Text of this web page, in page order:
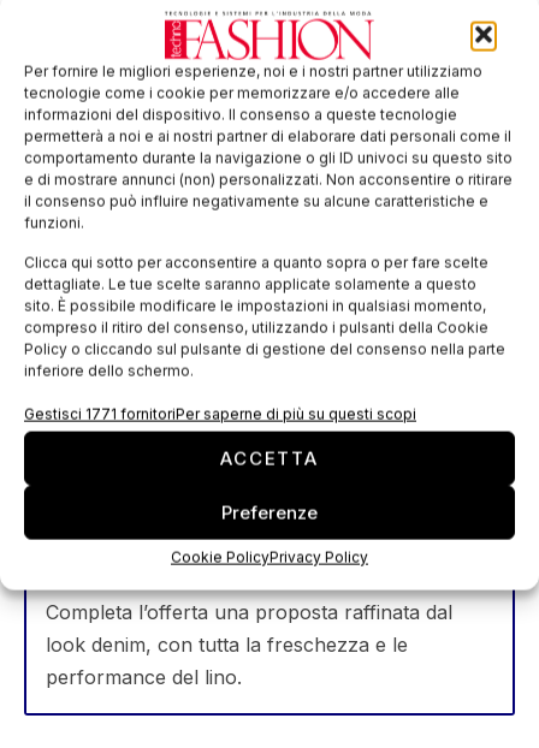
Per fornire le migliori esperienze, noi e i nostri partner utilizziamo
tecnologie come i cookie per memorizzare e/o accedere alle
informazioni del dispositivo. Il consenso a queste tecnologie
permetterà a noi e ai nostri partner di elaborare dati personali come il
comportamento durante la navigazione o gli ID univoci su questo sito
e di mostrare annunci (non) personalizzati. Non acconsentire o ritirare
il consenso può influire negativamente su alcune caratteristiche e
funzioni.
Clicca qui sotto per acconsentire a quanto sopra o per fare scelte
dettagliate. Le tue scelte saranno applicate solamente a questo
sito. È possibile modificare le impostazioni in qualsiasi momento,
compreso il ritiro del consenso, utilizzando i pulsanti della Cookie
Policy o cliccando sul pulsante di gestione del consenso nella parte
inferiore dello schermo.
Gestisci 1771 fornitoriPer saperne di più su questi scopi
ACCETTA
Preferenze
Cookie PolicyPrivacy Policy
che trae ispirazione dalla storia del brand,
partendo dalle stoffe della tradizione o dai
disegni d’archivio riproposti in chiave
contemporanea.
Lino
Ispirazione mare. Il lino, fibra antica ma di
grande contemporaneità anche per le sue
caratteristiche green, diviene massima
espressione dell’estate, grazie a proposte
délavé, mélange, disegnate in colori pastello che
spaziano dall’ocra al rosa fino ad arrivare ai
La palette colori è anche arricchita da rossi
profondi che tendono al mattone e al bianco,
Completa l’offerta una proposta raffinata dal
look denim, con tutta la freschezza e le
performance del lino.